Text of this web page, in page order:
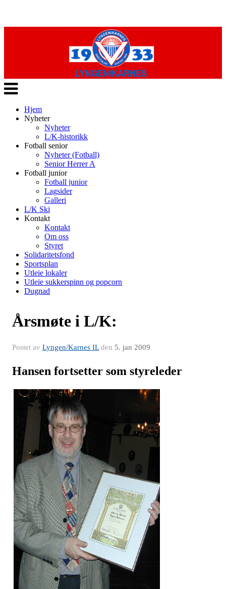
Veksle
navigasjon
Hjem
Nyheter
Nyheter
L/K-historikk
Fotball senior
Nyheter (Fotball)
Senior Herrer A
Fotball junior
Fotball junior
Lagsider
Galleri
L/K Ski
Kontakt
Kontakt
Om oss
Styret
Solidaritetsfond
Sportsplan
Utleie lokaler
Utleie sukkerspinn og popcorn
Dugnad
Årsmøte i L/K:
Postet av Lyngen/Karnes ILden 5. jan 2009
Hansen fortsetter som styreleder